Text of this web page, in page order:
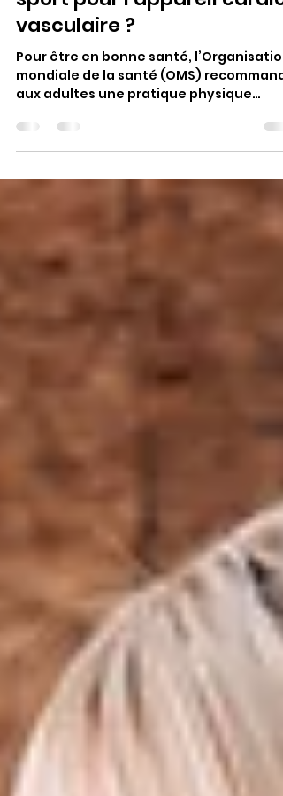
Quelle est l’importance du
sport pour l’appareil cardio-
vasculaire ?
mondiale de la santé (OMS)
aux adultes une pratique physique